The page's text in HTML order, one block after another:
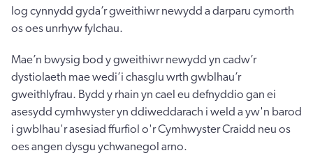
log cynnydd gyda’r gweithiwr newydd a darparu cymorth
os oes unrhyw fylchau.
Mae’n bwysig bod y gweithiwr newydd yn cadw’r
dystiolaeth mae wedi’i chasglu wrth gwblhau’r
gweithlyfrau. Bydd y rhain yn cael eu defnyddio gan ei
asesydd cymhwyster yn ddiweddarach i weld a yw'n barod
i gwblhau'r asesiad ffurfiol o'r Cymhwyster Craidd neu os
oes angen dysgu ychwanegol arno.